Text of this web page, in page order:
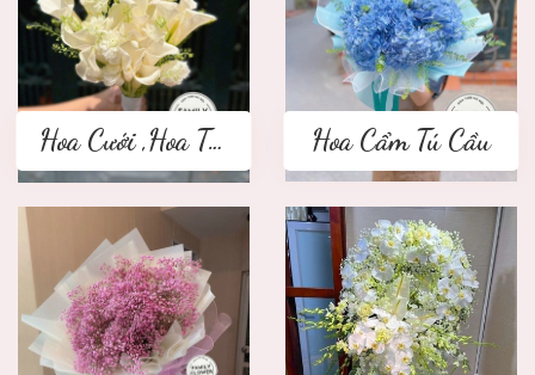
Hoa Cưới ,Hoa Tay Cầm Cô Dâu Hoa Cẩm Tú Cầu